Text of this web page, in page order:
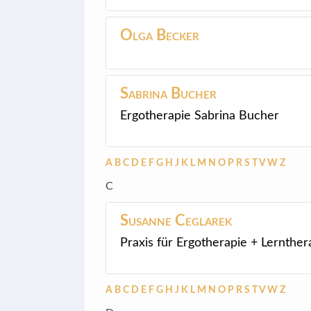
Olga Becker
Sabrina Bucher
Ergotherapie Sabrina Bucher
A B C D E F G H J K L M N O P R S V W Z
C
Susanne Ceglarek
Praxis für Ergotherapie +
A B C D E F G H J K L M N O P R S TV W Z